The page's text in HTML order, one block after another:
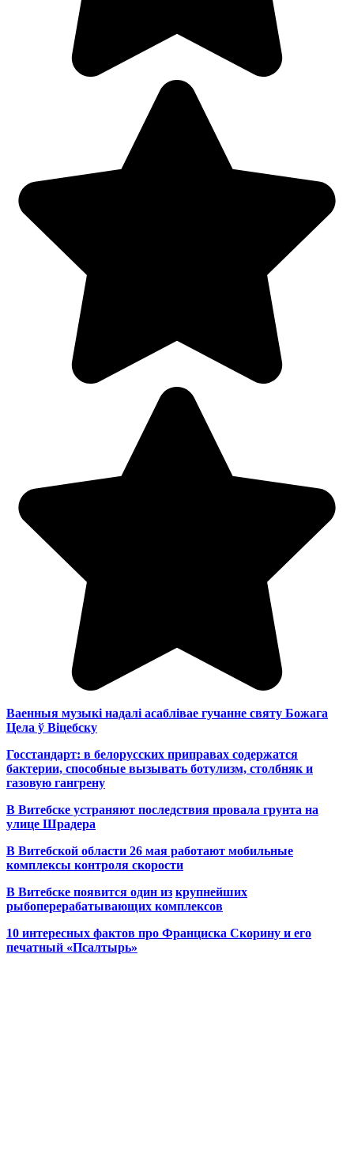
Ваенныя музыкі надалі асаблівае гучанне святу Божага
Цела ў Віцебску
Госстандарт: в белорусских приправах содержатся
бактерии, способные вызывать ботулизм, столбняк и
газовую гангрену
В Витебске устраняют последствия провала грунта на
улице Шрадера
В Витебской области 26 мая работают мобильные
комплексы контроля скорости
В Витебске появится один из крупнейших
рыбоперерабатывающих комплексов
10 интересных фактов про Франциска Скорину и его
печатный «Псалтырь»